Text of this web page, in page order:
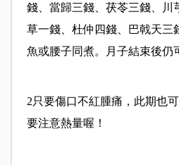
錢、當歸三錢、茯苓三錢、川
草一錢、杜仲四錢、巴戟天三
魚或腰子同煮。月子結束後仍
2只要傷口不紅腫痛，此期也
要注意熱量喔！